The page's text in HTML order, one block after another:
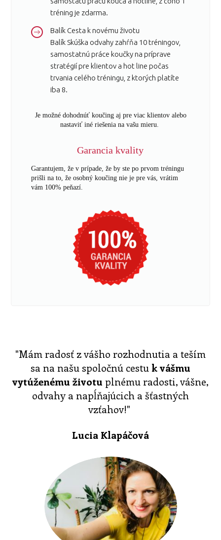
tréning je zdarma.
Balík Cesta k novému životu
Balík Skúška odvahy zahŕňa 10 tréningov,
samostatnú práce koučky na príprave
stratégií pre klientov a hot line počas
trvania celého tréningu, z ktorých platíte
iba 8.
Je možné dohodnúť koučing aj pre viac klientov alebo
nastaviť iné riešenia na vašu mieru.
Garancia kvality
Garantujem, že v prípade, že by ste po prvom tréningu
prišli na to, že osobný koučing nie je pre vás, vrátim
vám 100% peňazí.
"Mám radosť z vášho rozhodnutia a teším
sa na našu spoločnú cestu k vášmu
vytúženému životu plnému radosti, vášne,
odvahy a napĺňajúcich a šťastných
vzťahov!"
Lucia Klapáčová